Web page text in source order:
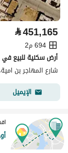
⃁451,165
694 م2
أرض سكنية للبيع في
شارع المهاجر بن
الإيميل